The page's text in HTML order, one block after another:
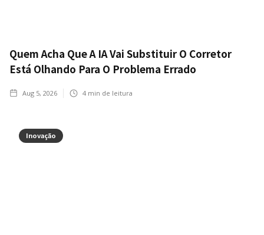
Quem Acha Que A IA Vai Substituir O Corretor
Está Olhando Para O Problema Errado
Aug 5, 2026 4 min de leitura
Inovação